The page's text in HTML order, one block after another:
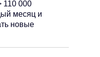
110 000
месяц и
новые